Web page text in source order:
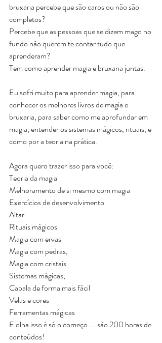
bruxaria percebe que são caros ou não são
completos?
Percebe que as pessoas que se dizem mago no
fundo não querem te contar tudo que
aprenderam?
Tem como aprender magia e bruxaria juntas.
Eu sofri muito para aprender magia, para
conhecer os melhores livros de magia e
bruxaria, para saber como me aprofundar em
magia, entender os sistemas mágicos, rituais, e
como por a teoria na prática.
Agora quero trazer isso para você:
Teoria da magia
Melhoramento de si mesmo com magia
Exercícios de desenvolvimento
Altar
Rituais mágicos
Magia com ervas
Magia com pedras,
Magia com cristais
Sistemas mágicas,
Cabala de forma mais fácil
Velas e cores
Ferramentas mágicas
E olha isso é só o começo.... são 200 horas de
conteúdos!